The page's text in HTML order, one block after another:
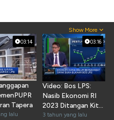
Show More
03:14
Tapera
lalu
03:16
Video: Bos LPS:
Nasib Ekonomi RI
2023 Ditangan Kita
Sendiri!
3 tahun yang lalu